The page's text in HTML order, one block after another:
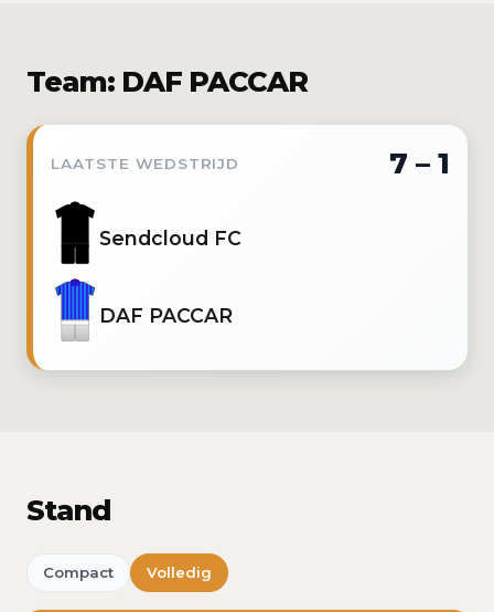
Team: DAF PACCAR
LAATSTE WEDSTRIJD 7 – 1
Sendcloud FC
DAF PACCAR
Stand
Compact Volledig